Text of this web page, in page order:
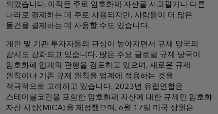
되었습니다. 아직은 주로 암호화폐 자산을 사고팔거나 다른
나라로 결제하는 데 주로 사용되지만, 사람들이 더 많은
물건을 결제하는 데 사용할 수도 있습니다.
개인 및 기관 투자자들의 관심이 높아지면서 규제 당국의
감시도 강화되고 있습니다. 많은 주요 글로벌 규제 당국이
암호화폐 업계의 관행을 검토하고 있으며, 새로운 규제
원칙이나 기존 규제 원칙을 업계에 적용하는 것을
적극적으로 고려하고 있습니다. 2023년 유럽연합은
스테이블코인을 포함한 암호화폐 자산에 대한 규제인 암호화
자산 시장(MiCA)을 제정했으며, 6월 17일 미국 상원은